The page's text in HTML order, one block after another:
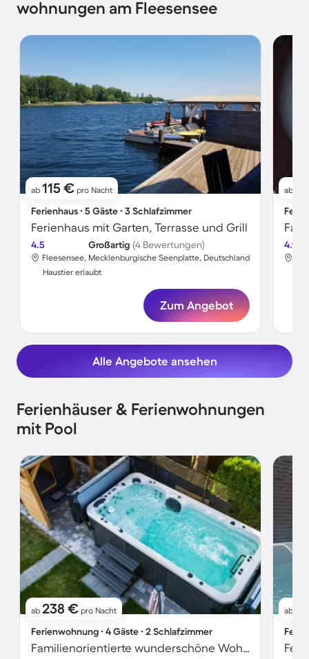
wohnungen am Fleesensee
ab 115 € pro Nacht
Ferienhaus ∙ 5 Gäste ∙ 3 Schlafzimmer
Ferienhaus mit Garten, Terrasse und Grill
4.5 Großartig (4 Bewertungen)
Fleesensee, Mecklenburgische Seenplatte, Deutschland
Haustier erlaubt
Zum Angebot
ab
4.9
Alle Angebote ansehen
Ferienhäuser & Ferienwohnungen
mit Pool
ab 238 € pro Nacht
Ferienwohnung ∙ 4 Gäste ∙ 2 Schlafzimmer
Familienorientierte wunderschöne Wohnung mit Sauna, Garten und Whirlpool
ab